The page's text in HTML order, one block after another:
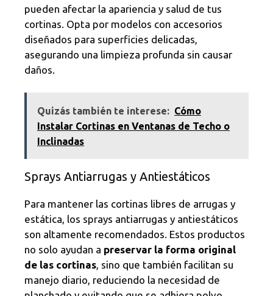
pueden afectar la apariencia y salud de tus
cortinas. Opta por modelos con accesorios
diseñados para superficies delicadas,
asegurando una limpieza profunda sin causar
daños.
Quizás también te interese: Cómo
Instalar Cortinas en Ventanas de Techo o
Inclinadas
Sprays Antiarrugas y Antiestáticos
Para mantener las cortinas libres de arrugas y
estática, los sprays antiarrugas y antiestáticos
son altamente recomendados. Estos productos
no solo ayudan a preservar la forma original
de las cortinas, sino que también facilitan su
manejo diario, reduciendo la necesidad de